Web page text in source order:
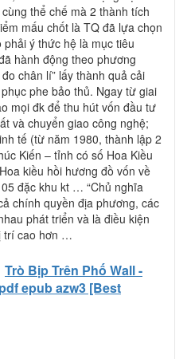
thể chế mà 2 thành tích
mấu chốt là TQ đã lựa chọn
phải ý thức hệ là mục tiêu
hành động theo phương
chân lí” lấy thành quả cải
phe bảo thủ. Ngay từ giai
mọi đk để thu hút vốn đầu tư
và chuyển giao công nghệ;
tế (từ năm 1980, thành lập 2
Kiến – tỉnh có số Hoa Kiều
kiều hồi hương đồ vốn về
đặc khu kt … “Chủ nghĩa
chính quyền địa phương, các
phát triển và là điều kiện
trí cao hơn …
Trò Bịp Trên Phố Wall -
epub azw3 [Best